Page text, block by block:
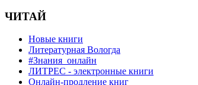
ЧИТАЙ
Новые книги
Литературная Вологда
#Знания_онлайн
ЛИТРЕС - электронные книги
Онлайн-продление книг